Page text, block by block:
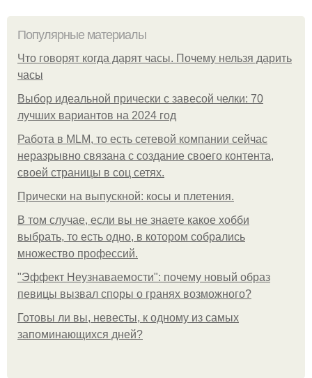
Популярные материалы
Что говорят когда дарят часы. Почему нельзя дарить
часы
Выбор идеальной прически с завесой челки: 70
лучших вариантов на 2024 год
Работа в MLM, то есть сетевой компании сейчас
неразрывно связана с создание своего контента,
своей страницы в соц сетях.
Прически на выпускной: косы и плетения.
В том случае, если вы не знаете какое хобби
выбрать, то есть одно, в котором собрались
множество профессий.
"Эффект Неузнаваемости": почему новый образ
певицы вызвал споры о гранях возможного?
Готовы ли вы, невесты, к одному из самых
запоминающихся дней?